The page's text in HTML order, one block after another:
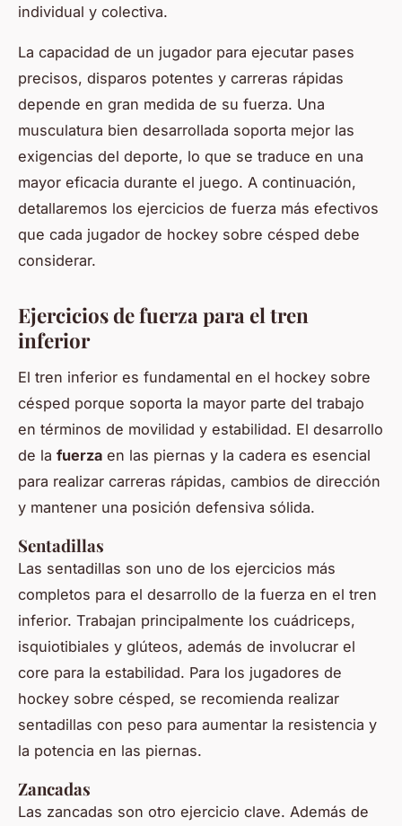
individual y colectiva.
La capacidad de un jugador para ejecutar pases
precisos, disparos potentes y carreras rápidas
depende en gran medida de su fuerza. Una
musculatura bien desarrollada soporta mejor las
exigencias del deporte, lo que se traduce en una
mayor eficacia durante el juego. A continuación,
detallaremos los ejercicios de fuerza más efectivos
que cada jugador de hockey sobre césped debe
considerar.
Ejercicios de fuerza para el tren
inferior
El tren inferior es fundamental en el hockey sobre
césped porque soporta la mayor parte del trabajo
en términos de movilidad y estabilidad. El desarrollo
de la fuerza en las piernas y la cadera es esencial
para realizar carreras rápidas, cambios de dirección
y mantener una posición defensiva sólida.
Sentadillas
Las sentadillas son uno de los ejercicios más
completos para el desarrollo de la fuerza en el tren
inferior. Trabajan principalmente los cuádriceps,
isquiotibiales y glúteos, además de involucrar el
core para la estabilidad. Para los jugadores de
hockey sobre césped, se recomienda realizar
sentadillas con peso para aumentar la resistencia y
la potencia en las piernas.
Zancadas
Las zancadas son otro ejercicio clave. Además de